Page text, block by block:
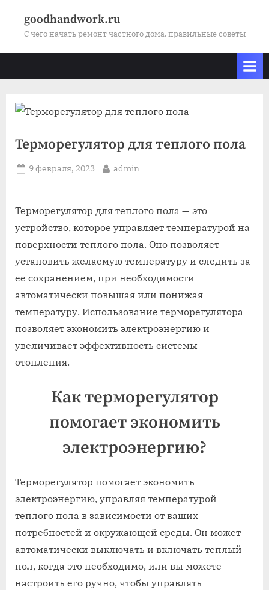
goodhandwork.ru
С чего начать ремонт частного дома, правильные советы
Терморегулятор для теплого пола
Posted
9 февраля, 2023 By
admin
Терморегулятор для теплого пола — это
устройство, которое управляет температурой на
поверхности теплого пола. Оно позволяет
установить желаемую температуру и следить за
ее сохранением, при необходимости
автоматически повышая или понижая
температуру. Использование терморегулятора
позволяет экономить электроэнергию и
увеличивает эффективность системы
отопления.
Как терморегулятор
помогает экономить
электроэнергию?
Терморегулятор помогает экономить
электроэнергию, управляя температурой
теплого пола в зависимости от ваших
потребностей и окружающей среды. Он может
автоматически выключать и включать теплый
пол, когда это необходимо, или вы можете
настроить его ручно, чтобы управлять